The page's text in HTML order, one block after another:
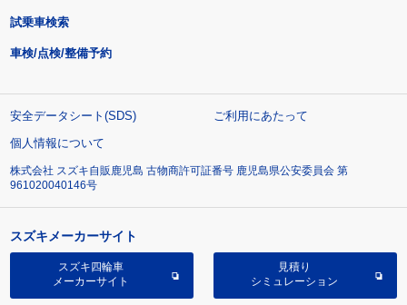
試乗車検索
車検/点検/整備予約
安全データシート(SDS)
ご利用にあたって
個人情報について
株式会社 スズキ自販鹿児島 古物商許可証番号 鹿児島県公安委員会 第
961020040146号
スズキメーカーサイト
スズキ四輪車
メーカーサイト
見積り
シミュレーション